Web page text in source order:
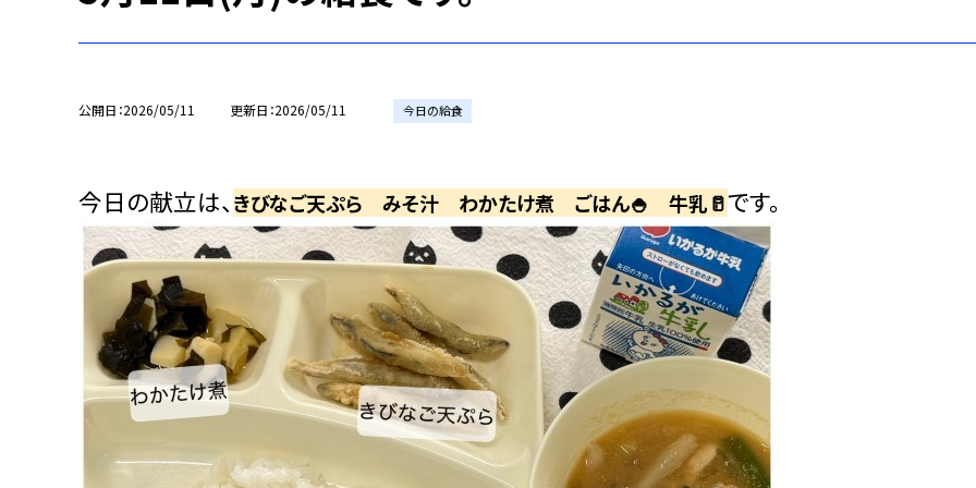
公開日 2026/05/11 更新日 2026/05/11 今日の給食
今日の献立は、きびなご天ぷら みそ汁 わかたけ煮 ごはん🍚 牛乳🥛です。